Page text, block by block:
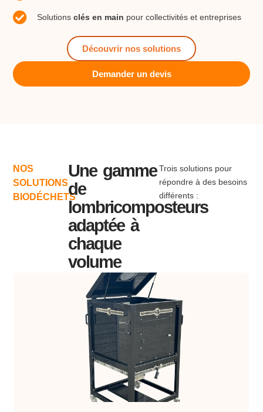
Solutionsclés en main pour collectivités et entreprises
Découvrir nos solutions
Demander un devis
NOS
SOLUTIONS
BIODÉCHETS
Une gamme
de
lombricomposteurs
adaptée à
chaque
volume
Trois solutions pour
répondre à des besoins
différents :